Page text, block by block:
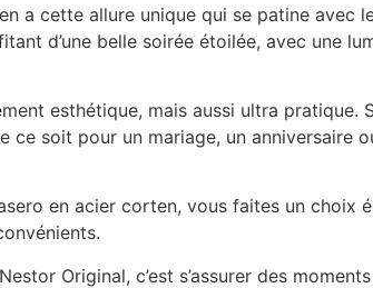
a cette allure unique qui se patine
d’une belle soirée étoilée, avec une
esthétique, mais aussi ultra
ce soit pour un mariage, un
en acier corten, vous faites un choix
Original, c’est s’assurer des